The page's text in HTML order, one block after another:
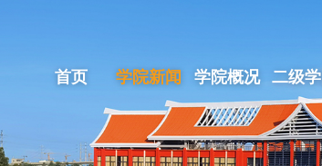
首页 学院新闻 学院概况 二级